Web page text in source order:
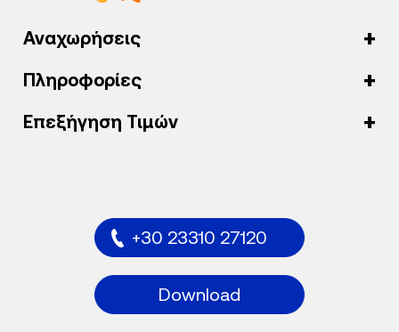
Αναχωρήσεις
Πληροφορίες
Επεξήγηση Τιμών
+30 23310 27120
Download